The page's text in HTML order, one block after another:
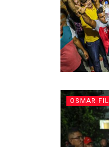
OSMAR